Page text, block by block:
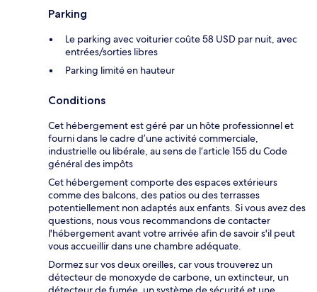
Parking
Le parking avec voiturier coûte 58 USD par nuit, avec
entrées/sorties libres
Parking limité en hauteur
Conditions
Cet hébergement est géré par un hôte professionnel et
fourni dans le cadre d’une activité commerciale,
industrielle ou libérale, au sens de l’article 155 du Code
général des impôts
Cet hébergement comporte des espaces extérieurs
comme des balcons, des patios ou des terrasses
potentiellement non adaptés aux enfants. Si vous avez des
questions, nous vous recommandons de contacter
l'hébergement avant votre arrivée afin de savoir s'il peut
vous accueillir dans une chambre adéquate.
Dormez sur vos deux oreilles, car vous trouverez un
détecteur de monoxyde de carbone, un extincteur, un